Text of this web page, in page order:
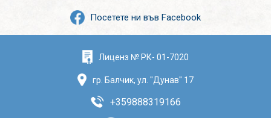
Посетете ни във Facebook
Лиценз № РК- 01-7020
гр. Балчик, ул. "Дунав" 17
+359888319166